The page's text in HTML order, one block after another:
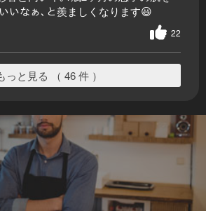
いなぁ､と羨ましくなります😃
22
っと見る （ 46 件 ）